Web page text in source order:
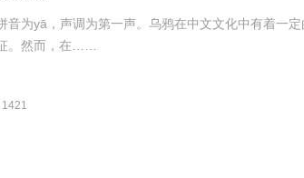
音为yā，声调为第一声。乌鸦在中文文化中有着一定
。然而，在……